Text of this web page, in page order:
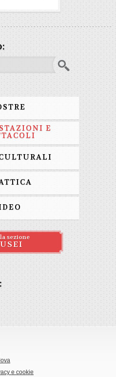
E
sezione
e cookie